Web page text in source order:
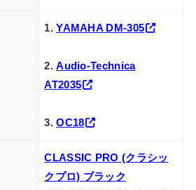
1. YAMAHA DM-305
2. Audio-Technica
AT2035
3. OC18
CLASSIC PRO (クラシッ
クプロ) ブラック